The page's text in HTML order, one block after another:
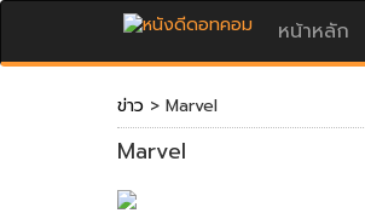
หน้าหลัก
ข่าว > Marvel
Marvel